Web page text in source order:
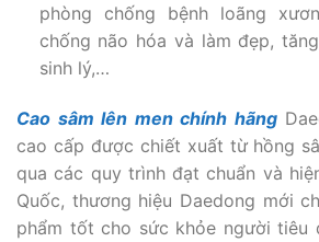
phòng chống bệnh loãng
chống não hóa và làm đẹp,
sinh lý,…
Cao sâm lên men chính hãng
cao cấp được chiết xuất từ hồng
qua các quy trình đạt chuẩn và
Quốc, thương hiệu Daedong mới
phẩm tốt cho sức khỏe người tiêu